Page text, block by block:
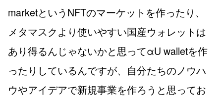
marketというNFTのマーケットを作ったり、
メタマスクより使いやすい国産ウォレットは
あり得るんじゃないかと思ってαU walletを作
ったりしているんですが、自分たちのノウハ
ウやアイデアで新規事業を作ろうと思ってお